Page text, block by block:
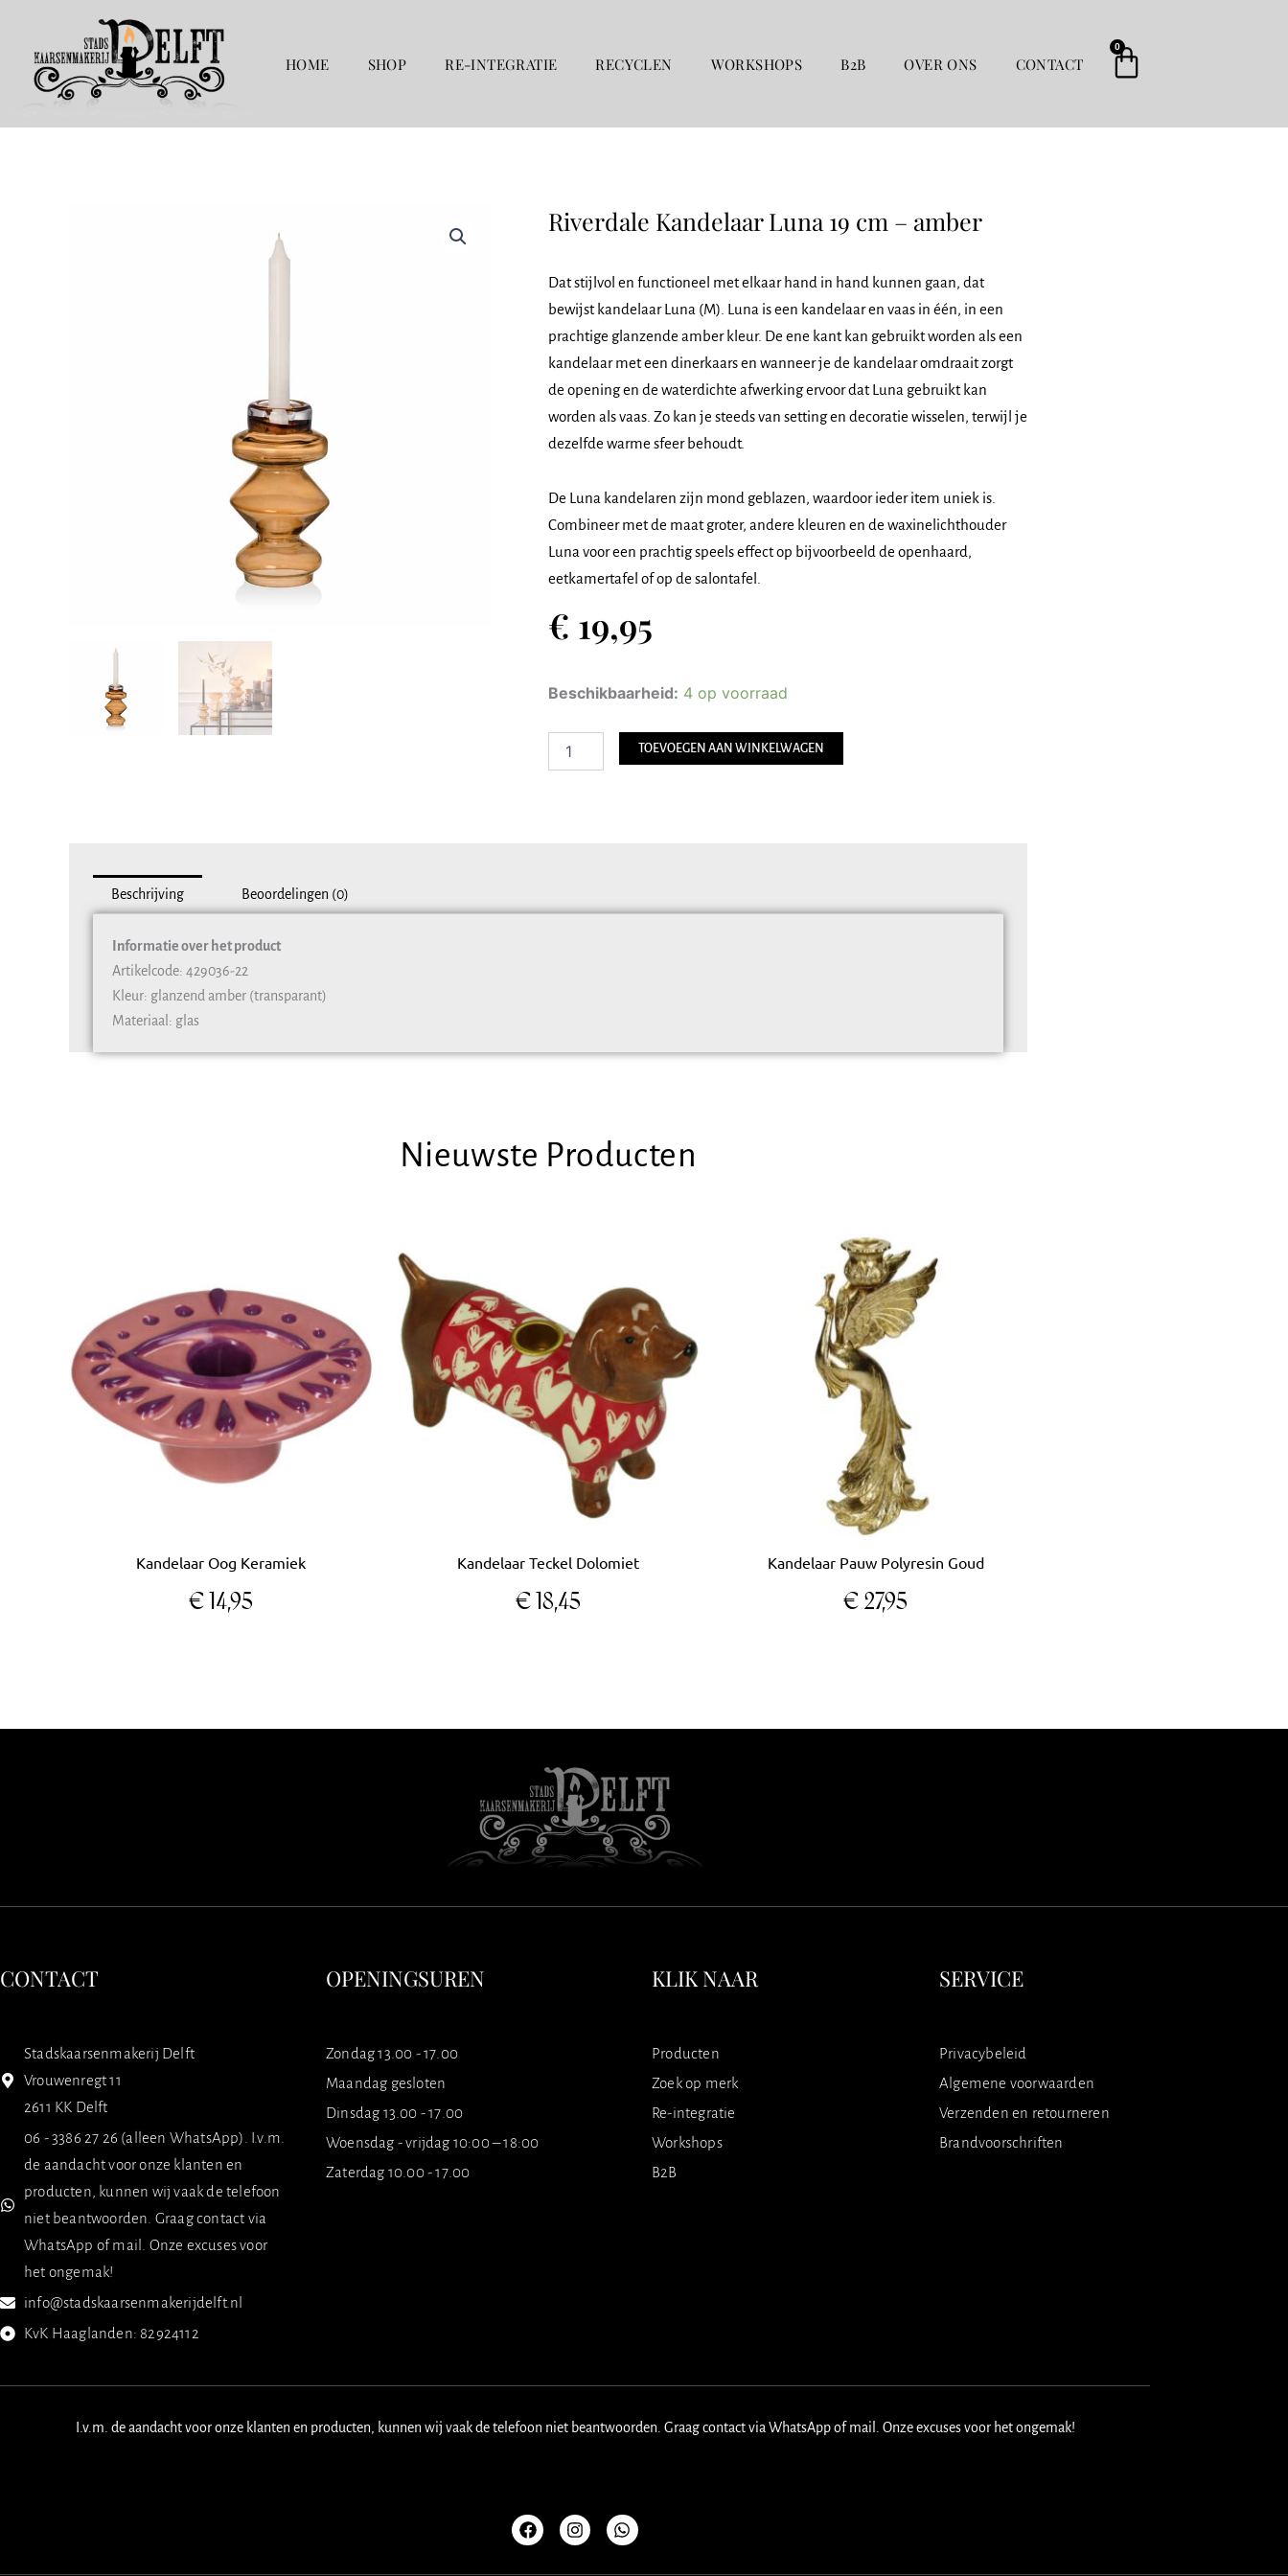
inhoud
HOME SHOP RE-INTEGRATIE RECYCLEN WORKSHOPS B2B OVER ONS CONTACT
0
Riverdale Kandelaar Luna 19 cm – amber
Dat stijlvol en functioneel met elkaar hand in hand kunnen gaan, dat
bewijst kandelaar Luna (M). Luna is een kandelaar en vaas in één, in een
prachtige glanzende amber kleur. De ene kant kan gebruikt worden als een
kandelaar met een dinerkaars en wanneer je de kandelaar omdraait zorgt
de opening en de waterdichte afwerking ervoor dat Luna gebruikt kan
worden als vaas. Zo kan je steeds van setting en decoratie wisselen, terwijl je
dezelfde warme sfeer behoudt.
De Luna kandelaren zijn mond geblazen, waardoor ieder item uniek is.
Combineer met de maat groter, andere kleuren en de waxinelichthouder
Luna voor een prachtig speels effect op bijvoorbeeld de openhaard,
eetkamertafel of op de salontafel.
€ 19,95
Beschikbaarheid: 4 op voorraad
Riverdale
TOEVOEGEN AAN WINKELWAGEN
Beschrijving Beoordelingen (0)
Informatie over het product
Artikelcode: 429036-22
Kleur: glanzend amber (transparant)
Materiaal: glas
Nieuwste Producten
Kandelaar Oog Keramiek
€14,95
Kandelaar Teckel Dolomiet
€18,45
Kandelaar Pauw Polyresin Goud
€ 27,95
CONTACT
Stadskaarsenmakerij Delft
Vrouwenregt 11
2611 KK Delft
06 - 3386 27 26 (alleen WhatsApp). I.v.m.
de aandacht voor onze klanten en
producten, kunnen wij vaak de telefoon
niet beantwoorden. Graag contact via
WhatsApp of mail. Onze excuses voor
het ongemak!
info@stadskaarsenmakerijdelft.nl
KvK Haaglanden: 82924112
OPENINGSUREN
Zondag 13.00 - 17.00
Maandag gesloten
Dinsdag 13.00 - 17.00
Woensdag - vrijdag 10:00 – 18:00
Zaterdag 10.00 - 17.00
KLIK NAAR
Producten
Zoek op merk
Re-integratie
Workshops
B2B
SERVICE
Privacybeleid
Algemene voorwaarden
Verzenden en retourneren
Brandvoorschriften
I.v.m. de aandacht voor onze klanten en producten, kunnen wij vaak de telefoon niet beantwoorden. Graag contact via WhatsApp of mail. Onze excuses voor het ongemak!
a
c
e
n
s
t
h
a
t